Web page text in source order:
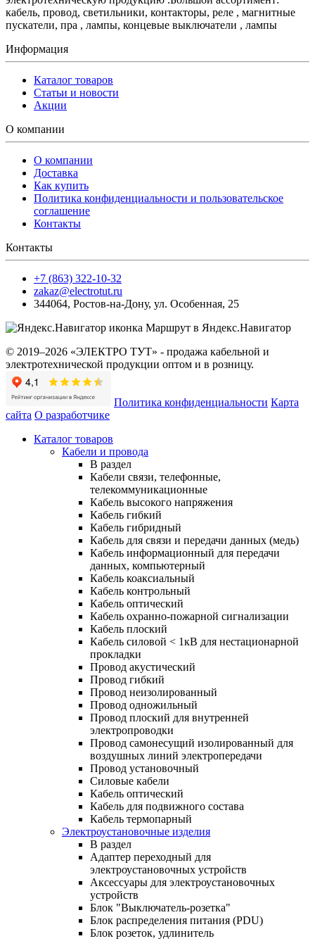
кабель, провод, светильники, контакторы, реле , магнитные
пускатели, пра , лампы, концевые выключатели , лампы
Информация
Каталог товаров
Статьи и новости
Акции
О компании
О компании
Доставка
Как купить
Политика конфиденциальности и пользовательское
соглашение
Контакты
Контакты
+7 (863) 322-10-32
zakaz@electrotut.ru
344064, Ростов-на-Дону, ул. Особенная, 25
Маршрут в Яндекс.Навигатор
© 2019–2026 «ЭЛЕКТРО ТУТ» - продажа кабельной и
электротехнической продукции оптом и в розницу.
Политика конфиденциальности Карта
сайта О разработчике
Каталог товаров
Кабели и провода
В раздел
Кабели связи, телефонные,
телекоммуникационные
Кабель высокого напряжения
Кабель гибкий
Кабель гибридный
Кабель для связи и передачи данных (медь)
Кабель информационный для передачи
данных, компьютерный
Кабель коаксиальный
Кабель контрольный
Кабель оптический
Кабель охранно-пожарной сигнализации
Кабель плоский
Кабель силовой < 1кВ для нестационарной
прокладки
Провод акустический
Провод гибкий
Провод неизолированный
Провод одножильный
Провод плоский для внутренней
электропроводки
Провод самонесущий изолированный для
воздушных линий электропередачи
Провод установочный
Силовые кабели
Кабель оптический
Кабель для подвижного состава
Кабель термопарный
Электроустановочные изделия
В раздел
Адаптер переходный для
электроустановочных устройств
Аксессуары для электроустановочных
устройств
Блок "Выключатель-розетка"
Блок распределения питания (PDU)
Блок розеток, удлинитель